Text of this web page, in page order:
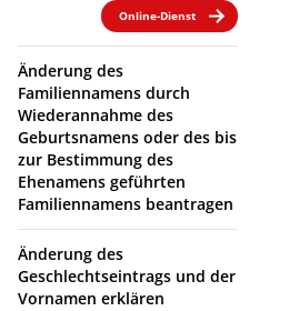
Online-Dienst
Änderung des
Familiennamens durch
Wiederannahme des
Geburtsnamens oder des bis
zur Bestimmung des
Ehenamens geführten
Familiennamens beantragen
Änderung des
Geschlechtseintrags und der
Vornamen erklären